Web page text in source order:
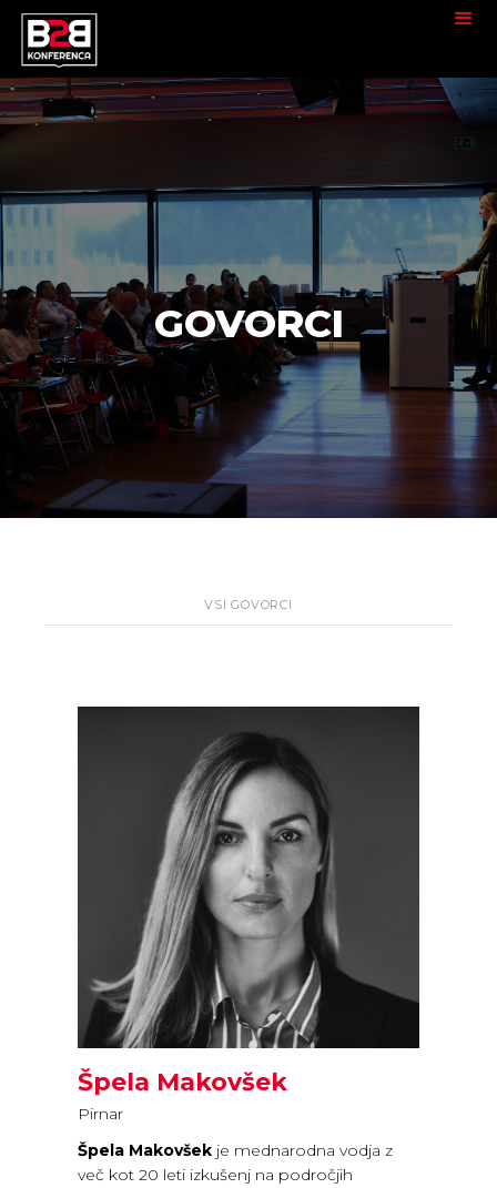
GOVORCI
VSI GOVORCI
Špela Makovšek
Pirnar
Špela Makovšek je mednarodna vodja z
več kot 20 leti izkušenj na področjih